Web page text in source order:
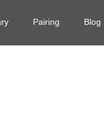
Pairing Blog